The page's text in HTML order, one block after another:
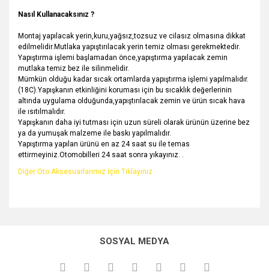
Nasıl Kullanacaksınız ?
Montaj yapılacak yerin,kuru,yağsız,tozsuz ve cilasız olmasına dikkat
edilmelidir.Mutlaka yapıştırılacak yerin temiz olması gerekmektedir.
Yapıştırma işlemi başlamadan önce,yapıştırma yapılacak zemin
mutlaka temiz bez ile silinmelidir.
Mümkün olduğu kadar sıcak ortamlarda yapıştırma işlemi yapılmalıdır.
(18C).Yapışkanın etkinliğini koruması için bu sıcaklık değerlerinin
altında uygulama olduğunda,yapıştırılacak zemin ve ürün sıcak hava
ile ısıtılmalıdır.
Yapışkanın daha iyi tutması için uzun süreli olarak ürünün üzerine bez
ya da yumuşak malzeme ile baskı yapılmalıdır.
Yapıştırma yapılan ürünü en az 24 saat su ile temas
ettirmeyiniz.Otomobilleri 24 saat sonra yıkayınız. .
Diğer Oto Aksesuarlarımız İçin Tıklayınız
Görüş ve önerileriniz için teşekkür ederiz.
SOSYAL MEDYA